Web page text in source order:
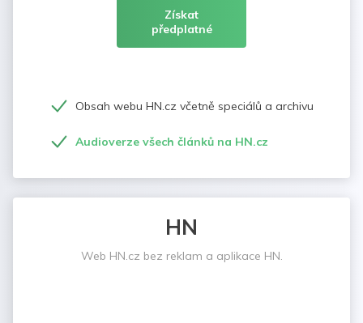
Získat
předplatné
Obsah webu HN.cz včetně speciálů a archivu
Audioverze všech článků na HN.cz
HN
Web HN.cz bez reklam a aplikace HN.